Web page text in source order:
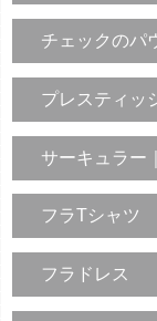
チェックのパ
プレスティッ
サーキュラー
フラTシャツ
フラドレス